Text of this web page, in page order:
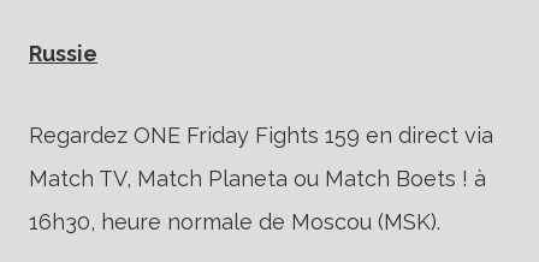
Russie
Regardez ONE Friday Fights 159 en direct via
Match TV, Match Planeta ou Match Boets ! à
16h30, heure normale de Moscou (MSK).